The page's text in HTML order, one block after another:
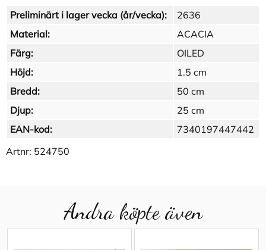
Preliminärt i lager vecka (år/vecka):
2636
Material:
ACACIA
Färg:
OILED
Höjd:
1.5 cm
Bredd:
50 cm
Djup:
25 cm
EAN-kod:
7340197447442
Artnr: 524750
Andra köpte även